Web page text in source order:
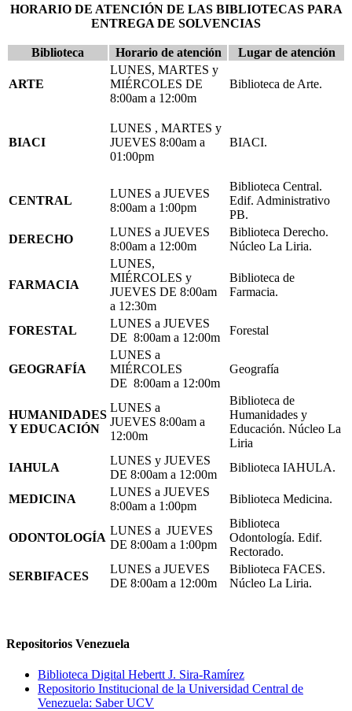
HORARIO DE ATENCIÓN DE LAS BIBLIOTECAS PARA
ENTREGA DE SOLVENCIAS
Biblioteca Horario de atención Lugar de atención
ARTE
LUNES, MARTES y
MIÉRCOLES DE
8:00am a 12:00m
Biblioteca de Arte.
BIACI
LUNES , MARTES y
JUEVES 8:00am a
01:00pm
BIACI.
CENTRAL
LUNES a JUEVES
8:00am a 1:00pm
Biblioteca Central.
Edif. Administrativo
PB.
DERECHO
LUNES a JUEVES
8:00am a 12:00m
Biblioteca Derecho.
Núcleo La Liria.
FARMACIA
LUNES,
MIÉRCOLES y
JUEVES DE 8:00am
a 12:30m
Biblioteca de
Farmacia.
FORESTAL
LUNES a JUEVES
DE 8:00am a 12:00m
Forestal
GEOGRAFÍA
LUNES a
MIÉRCOLES
DE 8:00am a 12:00m
Geografía
HUMANIDADES
Y EDUCACIÓN
LUNES a
JUEVES 8:00am a
12:00m
Biblioteca de
Humanidades y
Educación. Núcleo La
Liria
IAHULA
LUNES y JUEVES
DE 8:00am a 12:00m
Biblioteca IAHULA.
MEDICINA
LUNES a JUEVES
8:00am a 1:00pm
Biblioteca Medicina.
ODONTOLOGÍA
LUNES a JUEVES
DE 8:00am a 1:00pm
Biblioteca
Odontología. Edif.
Rectorado.
SERBIFACES
LUNES a JUEVES
DE 8:00am a 12:00m
Biblioteca FACES.
Núcleo La Liria.
Repositorios Venezuela
Biblioteca Digital Hebertt J. Sira-Ramírez
Repositorio Institucional de la Universidad Central de
Venezuela: Saber UCV